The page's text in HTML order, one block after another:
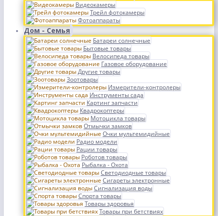
Видеокамеры
Трейл фотокамеры
Фотоаппараты
Дом - Семья
Батареи солнечные
Бытовые товары
Велосипеда товары
Газовое оборудование
Другие товары
Зоотовары
Измерители-контролеры
Инструменты сада
Картинг запчасти
Квадрокоптеры
Мотоцикла товары
Отмычки замков
Очки мультемидийные
Радио модели
Рации товары
Роботов товары
Рыбалка - Охота
Светодиодные товары
Сигареты электронные
Сигнализация воды
Спорта товары
Товары здоровья
Товары при бетствиях